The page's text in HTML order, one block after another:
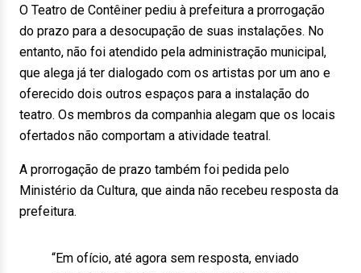
O Teatro de Contêiner pediu à prefeitura a prorrogação
do prazo para a desocupação de suas instalações. No
entanto, não foi atendido pela administração municipal,
que alega já ter dialogado com os artistas por um ano e
oferecido dois outros espaços para a instalação do
teatro. Os membros da companhia alegam que os locais
ofertados não comportam a atividade teatral.
A prorrogação de prazo também foi pedida pelo
Ministério da Cultura, que ainda não recebeu resposta da
prefeitura.
“Em ofício, até agora sem resposta, enviado